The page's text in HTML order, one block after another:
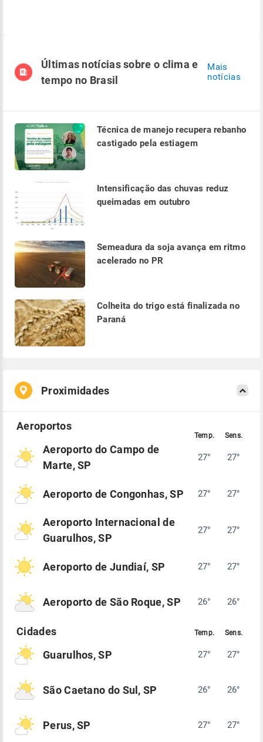
Últimas notícias sobre o clima e
tempo no Brasil
Mais
notícias
Técnica de manejo recupera rebanho
castigado pela estiagem
Intensificação das chuvas reduz
queimadas em outubro
Semeadura da soja avança em ritmo
acelerado no PR
Colheita do trigo está finalizada no
Paraná
Proximidades
Aeroporto do Campo de
Marte, SP
27° 27°
Aeroporto de Congonhas, SP 27° 27°
Aeroporto Internacional de
Guarulhos, SP
27° 27°
Aeroporto de Jundiaí, SP 27° 27°
Aeroporto de São Roque, SP 26° 26°
Guarulhos, SP 27° 27°
São Caetano do Sul, SP 26° 26°
Perus, SP 27° 27°